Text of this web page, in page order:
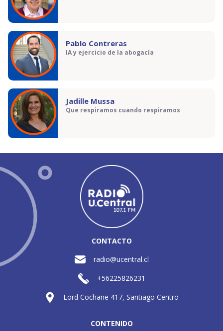
Pablo Contreras
IA y ejercicio de la abogacía
Jadille Mussa
Que respiramos cuando respiramos
CONTACTO
radio@ucentral.cl
+56225826231
Lord Cochane 417, Santiago Centro
CONTENIDO